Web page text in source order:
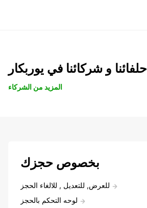
حلفائنا و شركائنا في يوربكار
المزيد من الشركاء
بخصوص حجزك
للعرض, للتعديل , للالغاء الحجز
لوحه التحكم بالحجز